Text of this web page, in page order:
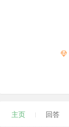
主页 回答